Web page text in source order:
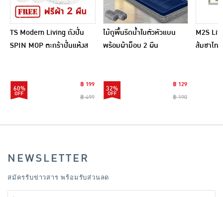
TS Modern Living ถังปั่น
SPIN MOP ตะกร้าปั่นแห้งส
60%
฿ 199
฿ 499
ไม้ถูพื้นรีดน้ำในตัวหัวแบน
พร้อมผ้าม็อบ 2 ผืน
32%
฿ 129
฿ 190
M2S
ส้มชาไท
NEWSLETTER
สมัครรับข่าวสาร พร้อมรับส่วนลด